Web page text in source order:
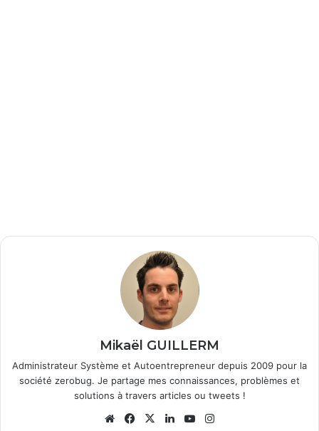
Mikaël GUILLERM
Administrateur Système et Autoentrepreneur depuis 2009 pour la
société zerobug. Je partage mes connaissances, problèmes et
solutions à travers articles ou tweets !
WebsiteFacebook
X LinkedinYouTube